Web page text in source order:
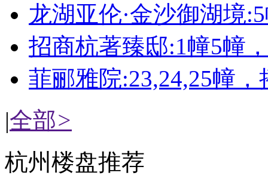
龙湖亚伦·金沙御湖境
招商杭著臻邸:1幢5幢
菲郦雅院:23,24,25幢，
|全部>
杭州楼盘推荐